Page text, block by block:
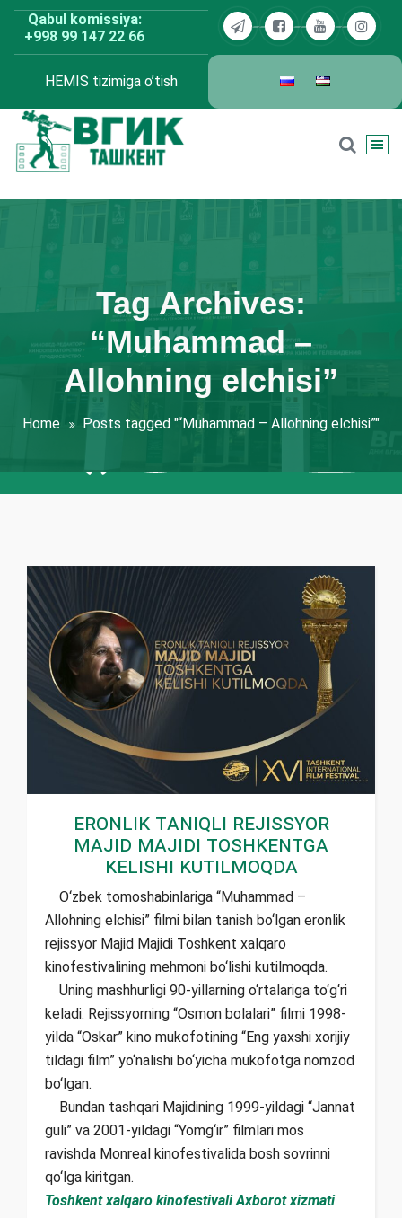
Skip
content
Qabul komissiya:
+998 99 147 22 66
HEMIS tizimiga o’tish
Tag Archives:
“Muhammad –
Allohning elchisi”
Home Posts tagged "“Muhammad – Allohning elchisi”"
Eronlik taniqli rejissyor
Majid Majidi Toshkentga
kelishi kutilmoqda
O‘zbek tomoshabinlariga “Muhammad –
Allohning elchisi” filmi bilan tanish bo‘lgan eronlik
rejissyor Majid Majidi Toshkent xalqaro
kinofestivalining mehmoni bo‘lishi kutilmoqda.
Uning mashhurligi 90-yillarning o‘rtalariga to‘g‘ri
keladi. Rejissyorning “Osmon bolalari” filmi 1998-
yilda “Oskar” kino mukofotining “Eng yaxshi xorijiy
tildagi film” yo‘nalishi bo‘yicha mukofotga nomzod
bo‘lgan.
Bundan tashqari Majidining 1999-yildagi “Jannat
guli” va 2001-yildagi “Yomg‘ir” filmlari mos
ravishda Monreal kinofestivalida bosh sovrinni
qo‘lga kiritgan.
Toshkent xalqaro kinofestivali Axborot xizmati